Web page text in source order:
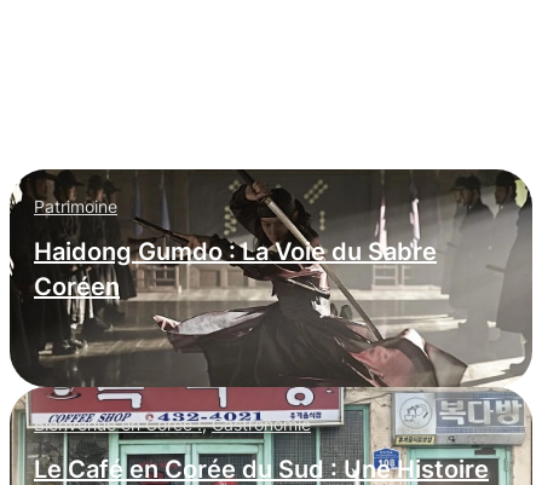
Patrimoine
Haidong Gumdo : La Voie du Sabre
Coréen
Bienvenue en Corée !,Gastronomie
Le Café en Corée du Sud : Une Histoire